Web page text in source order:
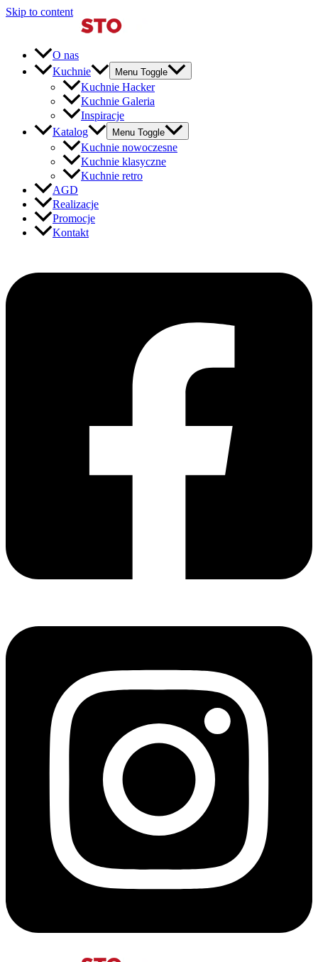
Skip to content
O nas
Kuchnie
Menu Toggle
Kuchnie Hacker
Kuchnie Galeria
Inspiracje
Katalog
Menu Toggle
Kuchnie nowoczesne
Kuchnie klasyczne
Kuchnie retro
AGD
Realizacje
Promocje
Kontakt